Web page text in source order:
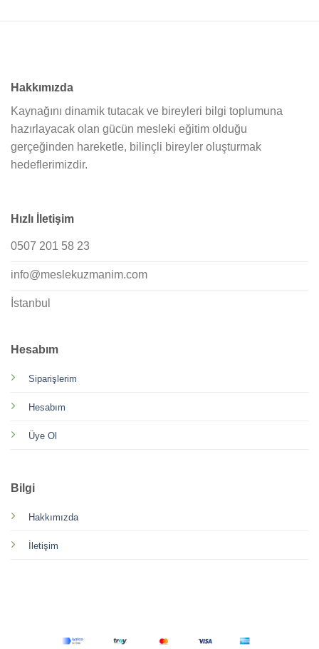
Hakkımızda
Kaynağını dinamik tutacak ve bireyleri bilgi toplumuna
hazırlayacak olan gücün mesleki eğitim olduğu
gerçeğinden hareketle, bilinçli bireyler oluşturmak
hedeflerimizdir.
Hesabım
Siparişlerim
Hesabım
Üye Ol
Bilgi
Hakkımızda
İletişim
Hızlı İletişim
0507 201 58 23
info@meslekuzmanim.com
İstanbul